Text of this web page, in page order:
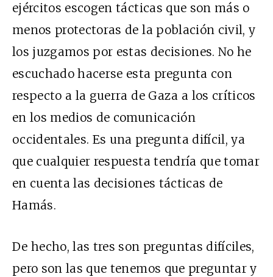
ejércitos escogen tácticas que son más o
menos protectoras de la población civil, y
los juzgamos por estas decisiones. No he
escuchado hacerse esta pregunta con
respecto a la guerra de Gaza a los críticos
en los medios de comunicación
occidentales. Es una pregunta difícil, ya
que cualquier respuesta tendría que tomar
en cuenta las decisiones tácticas de
Hamás.
De hecho, las tres son preguntas difíciles,
pero son las que tenemos que preguntar y